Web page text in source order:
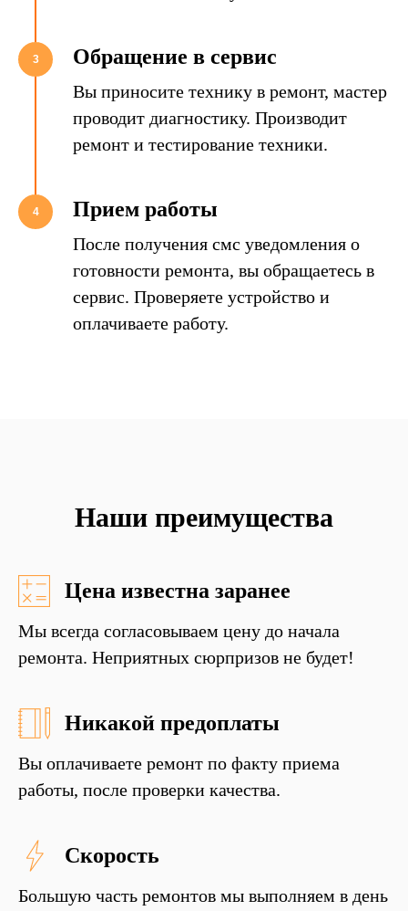
3 Обращение в сервис
Вы приносите технику в ремонт, мастер
проводит диагностику. Производит
ремонт и тестирование техники.
4 Прием работы
После получения смс уведомления о
готовности ремонта, вы обращаетесь в
сервис. Проверяете устройство и
оплачиваете работу.
Наши преимущества
Цена известна заранее
Мы всегда согласовываем цену до начала
ремонта. Неприятных сюрпризов не будет!
Никакой предоплаты
Вы оплачиваете ремонт по факту приема
работы, после проверки качества.
Скорость
Большую часть ремонтов мы выполняем в день